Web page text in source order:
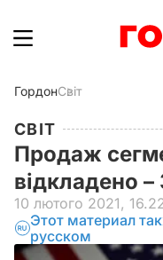
ГордонСвіт
СВІТ
Продаж
відкладено –
10 лютого 2021,
Этот материал
русском